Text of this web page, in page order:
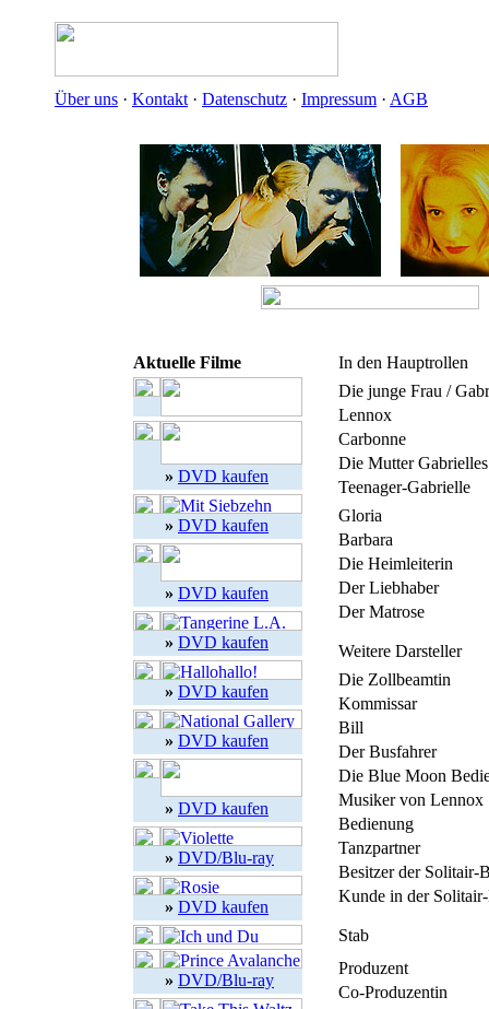
Über uns · Kontakt · Datenschutz · Impressum · AGB
Aktuelle Filme
» DVD kaufen
» DVD kaufen
» DVD kaufen
» DVD kaufen
» DVD kaufen
» DVD kaufen
» DVD kaufen
» DVD/Blu-ray
» DVD kaufen
» DVD/Blu-ray
In den Hauptrollen
Die junge Frau /
Lennox
Carbonne
Die Mutter Gabrielles
Teenager-Gabrielle
Gloria
Barbara
Die Heimleiterin
Der Liebhaber
Der Matrose
Weitere Darsteller
Die Zollbeamtin
Kommissar
Bill
Der Busfahrer
Die Blue Moon
Musiker von Lennox
Bedienung
Tanzpartner
Besitzer der Solitair-
Kunde in der
Stab
Produzent
Co-Produzentin